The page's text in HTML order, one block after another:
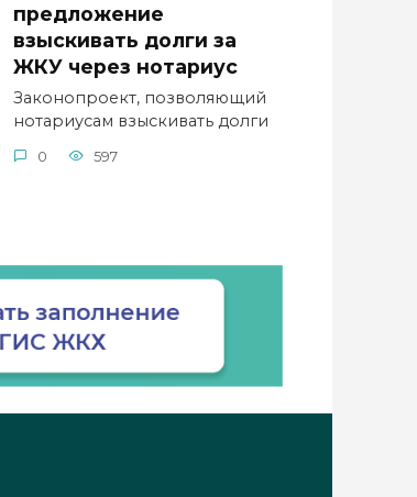
предложение
взыскивать долги за
ЖКУ через нотариус
Законопроект, позволяющий
нотариусам взыскивать долги
0 597